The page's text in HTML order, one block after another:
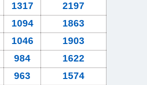
1317
2197
1094
1863
1046
1903
984
1622
963
1574